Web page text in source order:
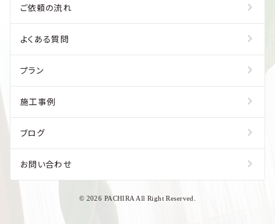
ご依頼の流れ
よくある質問
プラン
施工事例
ブログ
お問い合わせ
© 2026 PACHIRA All Right Reserved.